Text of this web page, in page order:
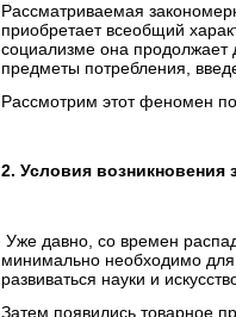
Рассматриваемая
приобретает всеобщий
социализме она продолжает
предметы потребления,
Рассмотрим этот феномен
2. Условия
Уже давно, со времен
минимально необходимо для
развиваться науки и
Затем появились товарное